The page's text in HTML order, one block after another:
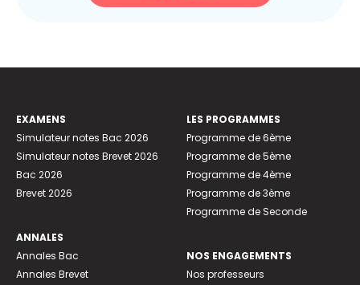
EXAMENS
Simulateur notes Bac 2026
Simulateur notes Brevet 2026
Bac 2026
Brevet 2026
ANNALES
Annales Bac
Annales Brevet
LES PROGRAMMES
Programme de 6ème
Programme de 5ème
Programme de 4ème
Programme de 3ème
Programme de Seconde
NOS ENGAGEMENTS
Nos professeurs